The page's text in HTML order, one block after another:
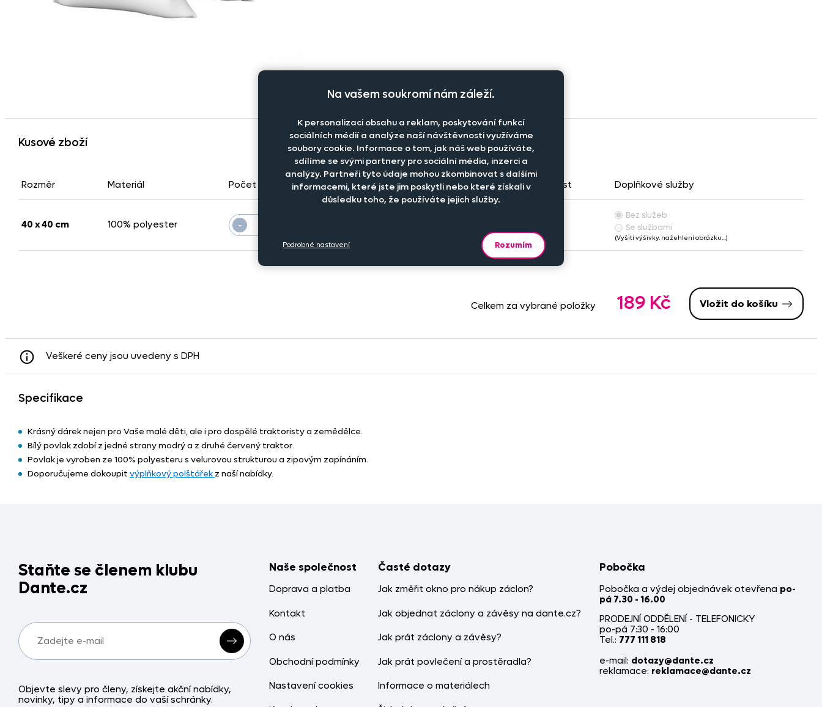
Kusové zboží
Rozměr Materiál Počet kusů Cena na eshopu Dostupnost Doplňkové služby
40 x 40 cm 100% polyester -
Bez služeb
Se službami
(Vyšití výšivky, nažehlení obrázku…)
Celkem za vybrané položky 189 Kč Vložit do košíku
Veškeré ceny jsou uvedeny s DPH
Specifikace
Krásný dárek nejen pro Vaše malé děti, ale i pro dospělé traktoristy a zemědělce.
Bílý povlak zdobí z jedné strany modrý a z druhé červený traktor.
Povlak je vyroben ze 100% polyesteru s velurovou strukturou a zipovým zapínáním.
Doporučujeme dokoupit výplňkový polštářek z naší nabídky.
Staňte se členem klubu
Dante.cz
Objevte slevy pro členy, získejte akční nabídky,
novinky, tipy a informace do vaší schránky.
Naše společnost
Doprava a platba
Kontakt
O nás
Obchodní podmínky
Nastavení cookies
Časté dotazy
Jak změřit okno pro nákup záclon?
Jak objednat záclony a závěsy na dante.cz?
Jak prát záclony a závěsy?
Jak prát povlečení a prostěradla?
Informace o materiálech
Pobočka
Pobočka a výdej objednávek otevřena po-
pá 7.30 - 16.00
PRODEJNÍ ODDĚLENÍ - TELEFONICKY
po-pá 7:30 - 16:00
Tel.: 777 111 818
e-mail: dotazy@dante.cz
reklamace: reklamace@dante.cz
Na vašem soukromí nám záleží.
K personalizaci obsahu a reklam, poskytování funkcí
sociálních médií a analýze naší návštěvnosti využíváme
soubory cookie. Informace o tom, jak náš web používáte,
sdílíme se svými partnery pro sociální média, inzerci a
analýzy. Partneři tyto údaje mohou zkombinovat s dalšími
informacemi, které jste jim poskytli nebo které získali v
důsledku toho, že používáte jejich služby.
Rozumím
Podrobné nastavení